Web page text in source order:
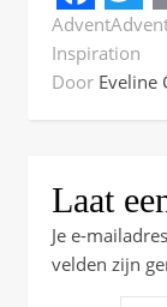
Advent
Inspiration
Door Eveline
Laat
Je e-
velden zijn